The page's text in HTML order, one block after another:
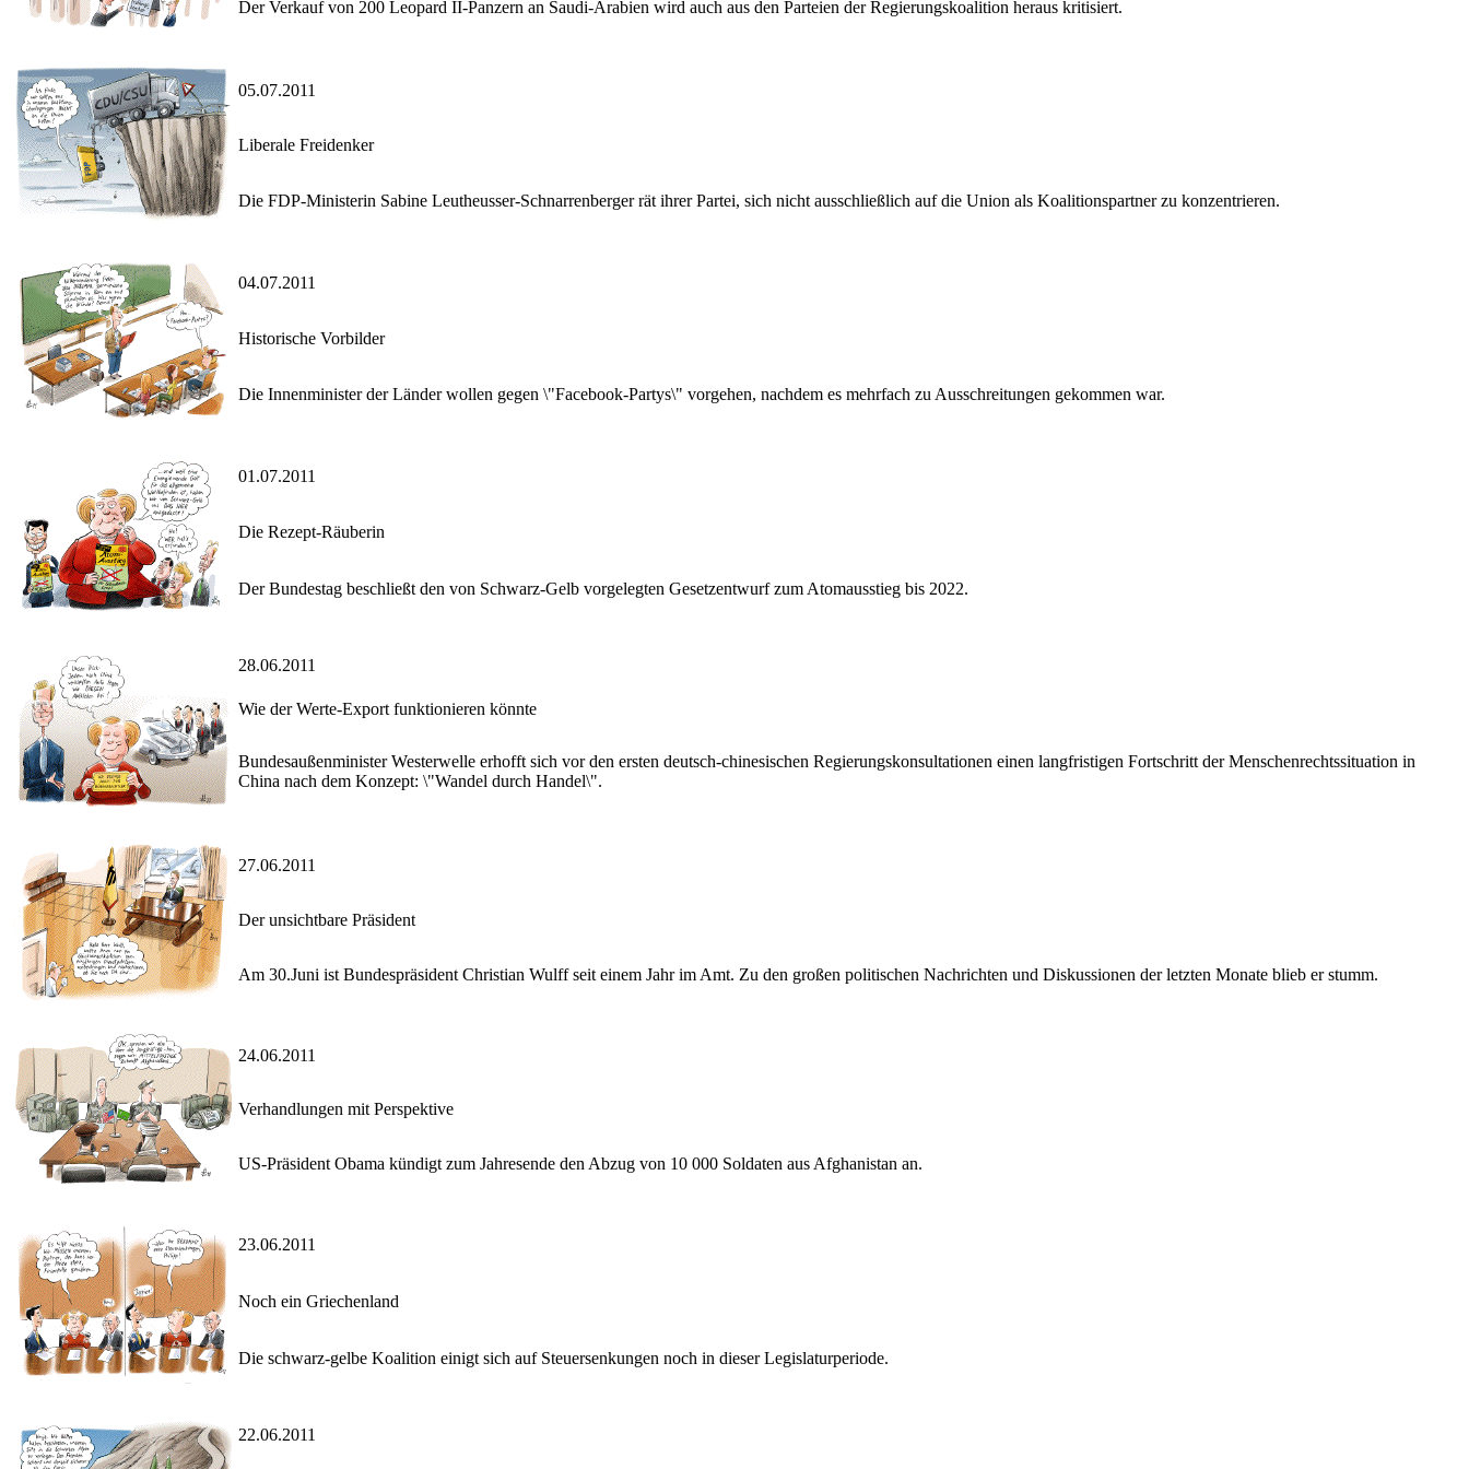
Der Verkauf von 200 Leopard II-Panzern an Saudi-Arabien wird auch aus den Parteien der Regierungskoalition heraus kritisiert.
05.07.2011
Liberale Freidenker
Die FDP-Ministerin Sabine Leutheusser-Schnarrenberger rät ihrer Partei, sich nicht ausschließlich auf die Union als Koalitionspartner zu konzentrieren.
04.07.2011
Historische Vorbilder
Die Innenminister der Länder wollen gegen \"Facebook-Partys\" vorgehen, nachdem es mehrfach zu Ausschreitungen gekommen war.
01.07.2011
Die Rezept-Räuberin
Der Bundestag beschließt den von Schwarz-Gelb vorgelegten Gesetzentwurf zum Atomausstieg bis 2022.
28.06.2011
Wie der Werte-Export funktionieren könnte
Bundesaußenminister Westerwelle erhofft sich vor den ersten deutsch-chinesischen Regierungskonsultationen einen langfristigen Fortschritt der Menschenrechtssituation in
China nach dem Konzept: \"Wandel durch Handel\".
27.06.2011
Der unsichtbare Präsident
Am 30.Juni ist Bundespräsident Christian Wulff seit einem Jahr im Amt. Zu den großen politischen Nachrichten und Diskussionen der letzten Monate blieb er stumm.
24.06.2011
Verhandlungen mit Perspektive
US-Präsident Obama kündigt zum Jahresende den Abzug von 10 000 Soldaten aus Afghanistan an.
23.06.2011
Noch ein Griechenland
Die schwarz-gelbe Koalition einigt sich auf Steuersenkungen noch in dieser Legislaturperiode.
22.06.2011